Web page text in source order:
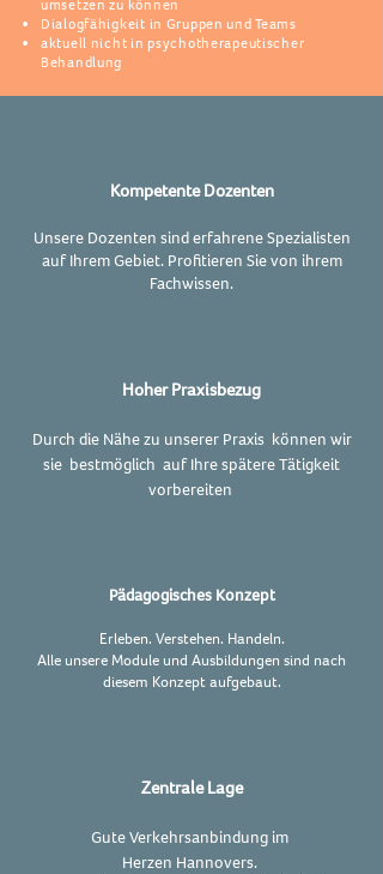
umsetzen zu können
Dialogfähigkeit in Gruppen und Teams
aktuell nicht in psychotherapeutischer
Behandlung
Kompetente Dozenten
Unsere Dozenten sind erfahrene Spezialisten
auf Ihrem Gebiet. Profitieren Sie von ihrem
Fachwissen.
Hoher Praxisbezug
Durch die Nähe zu unserer Praxis können wir
sie bestmöglich auf Ihre spätere Tätigkeit
vorbereiten
Pädagogisches Konzept
Erleben. Verstehen. Handeln.
Alle unsere Module und Ausbildungen sind nach
diesem Konzept aufgebaut.
Zentrale Lage
GuteVerkehrsanbindung im
Herzen Hannovers.